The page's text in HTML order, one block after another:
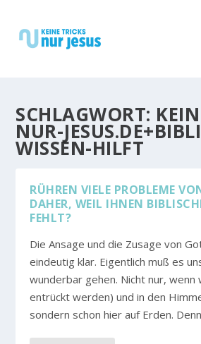
SCHLAGWORT:
NUR-
WISSEN-HILFT
RÜHREN VIELE PROBLEME
DAHER, WEIL IHNEN
FEHLT?
Die Ansage und die Zusage von
eindeutig klar. Eigentlich muß es
wunderbar gehen. Nicht nur,
entrückt werden) und in den
sondern schon hier auf Erden.